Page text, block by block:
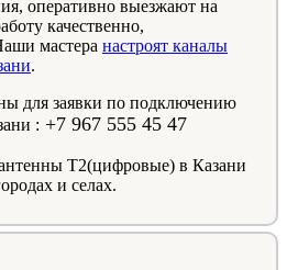
оперативно выезжают на
качественно,
мастера настроят каналы
.
для заявки по подключению
: +7 967 555 45 47
Т2(цифровые) в Казани
и селах.